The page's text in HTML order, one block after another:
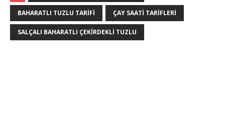
BAHARATLI TUZLU TARIFI ÇAY SAATI TARIFLERI
SALÇALI BAHARATLI ÇEKIRDEKLI TUZLU